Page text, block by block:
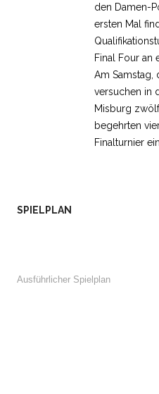
den Damen-
ersten Mal
Final Four an
Am Samstag,
versuchen in
Misburg
begehrten
Finalturnier
SPIELPLAN
Ausführlicher Spielplan